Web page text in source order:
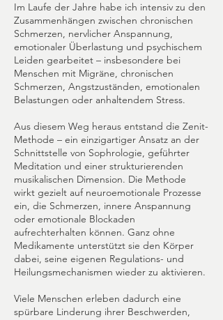
Im Laufe der Jahre habe ich intensiv zu den
Zusammenhängen zwischen chronischen
Schmerzen, nervlicher Anspannung,
emotionaler Überlastung und psychischem
Leiden gearbeitet – insbesondere bei
Menschen mit Migräne, chronischen
Schmerzen, Angstzuständen, emotionalen
Belastungen oder anhaltendem Stress.
Aus diesem Weg heraus entstand die Zenit-
Methode – ein einzigartiger Ansatz an der
Schnittstelle von Sophrologie, geführter
Meditation und einer strukturierenden
musikalischen Dimension. Die Methode
wirkt gezielt auf neuroemotionale Prozesse
ein, die Schmerzen, innere Anspannung
oder emotionale Blockaden
aufrechterhalten können. Ganz ohne
Medikamente unterstützt sie den Körper
dabei, seine eigenen Regulations- und
Heilungsmechanismen wieder zu aktivieren.
Viele Menschen erleben dadurch eine
spürbare Linderung ihrer Beschwerden,